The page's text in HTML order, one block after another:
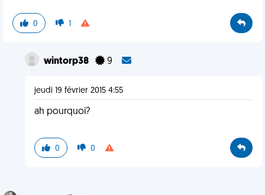
0 1
wintorp38 9
jeudi 19 février 2015 4:55
ah pourquoi?
0 0